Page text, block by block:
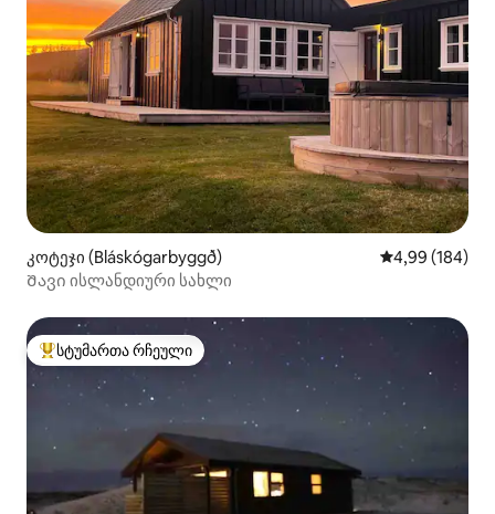
კოტეჯი (Bláskógarbyggð) საშუალო
4,99 (184)
Შავი ისლანდიური სახლი
სტუმართა რჩეული მოწინავე ვარიანტი
სტუმართა რჩეული